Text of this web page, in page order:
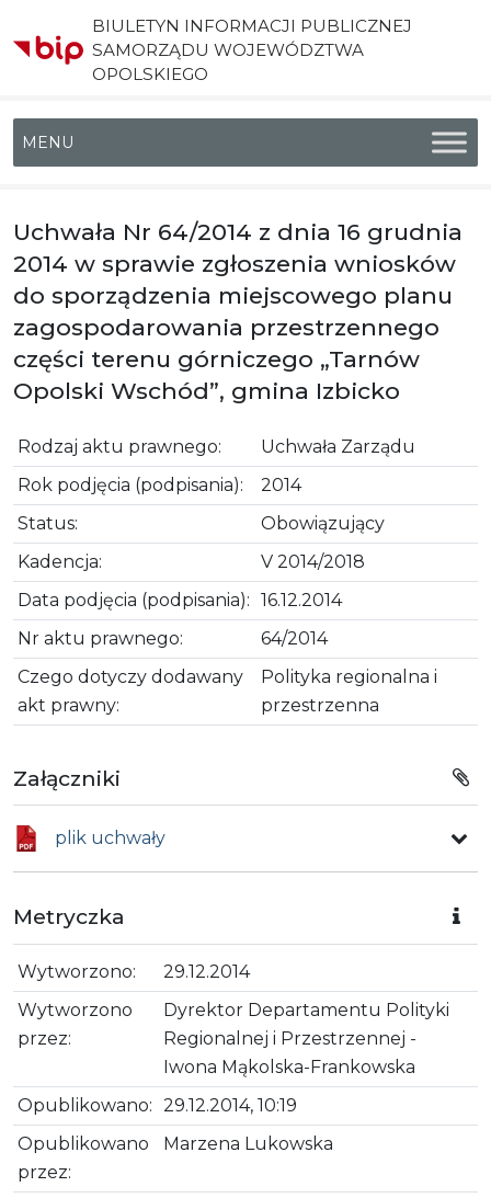
BIULETYN INFORMACJI PUBLICZNEJ
SAMORZĄDU WOJEWÓDZTWA
OPOLSKIEGO
Menu główne
Uchwała Nr 64/2014 z dnia 16 grudnia
2014 w sprawie zgłoszenia wniosków
do sporządzenia miejscowego planu
zagospodarowania przestrzennego
części terenu górniczego „Tarnów
Opolski Wschód”, gmina Izbicko
Rodzaj aktu prawnego:
Uchwała Zarządu
Rok podjęcia (podpisania):
2014
Status:
Obowiązujący
Kadencja:
V 2014/2018
Data podjęcia (podpisania): 16.12.2014
Nr aktu prawnego:
64/2014
Czego dotyczy dodawany
akt prawny:
Polityka regionalna i
przestrzenna
Załączniki
plik uchwały
Metryczka
Wytworzono:
29.12.2014
Wytworzono
przez:
Dyrektor Departamentu Polityki
Regionalnej i Przestrzennej -
Iwona Mąkolska-Frankowska
Opublikowano: 29.12.2014, 10:19
Opublikowano
przez:
Marzena Lukowska